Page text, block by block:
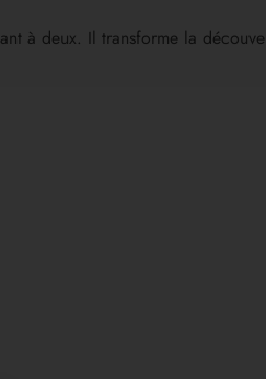
à deux. Il transforme la